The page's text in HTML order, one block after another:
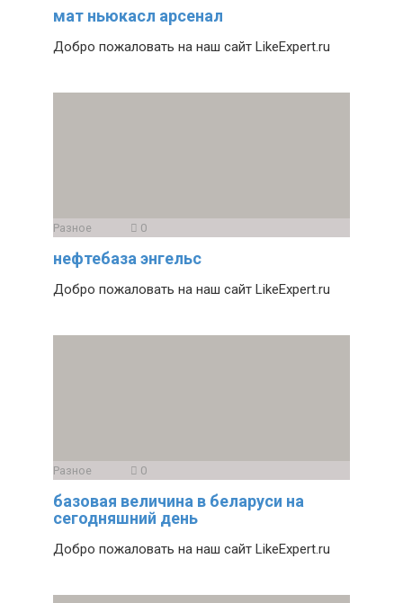
мат ньюкасл арсенал
Добро пожаловать на наш сайт LikeExpert.ru
Разное 0
нефтебаза энгельс
Добро пожаловать на наш сайт LikeExpert.ru
Разное 0
базовая величина в беларуси на
сегодняшний день
Добро пожаловать на наш сайт LikeExpert.ru